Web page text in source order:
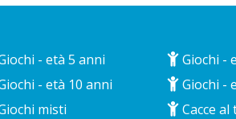
- età 5 anni Giochi -
- età 10 anni Giochi -
misti Cacce